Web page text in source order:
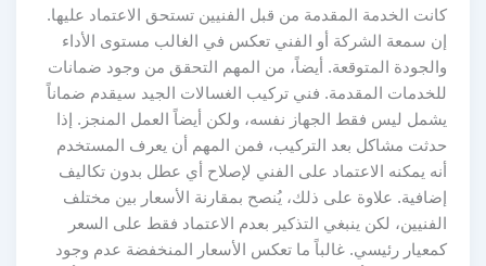
كانت الخدمة المقدمة من قبل الفنيين تستحق الاعتماد عليها.
إن سمعة الشركة أو الفني تعكس في الغالب مستوى الأداء
والجودة المتوقعة. أيضاً، من المهم التحقق من وجود ضمانات
للخدمات المقدمة. فني تركيب الغسالات الجيد سيقدم ضماناً
يشمل ليس فقط الجهاز نفسه، ولكن أيضاً العمل المنجز. إذا
حدثت مشاكل بعد التركيب، فمن المهم أن يعرف المستخدم
أنه يمكنه الاعتماد على الفني لإصلاح أي عطل بدون تكاليف
إضافية. علاوة على ذلك، يُنصح بمقارنة الأسعار بين مختلف
الفنيين، لكن ينبغي التذكير بعدم الاعتماد فقط على السعر
كمعيار رئيسي. غالباً ما تعكس الأسعار المنخفضة عدم وجود